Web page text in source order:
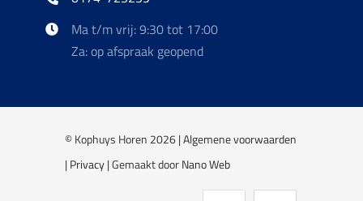
Ma t/m vrij: 9:30 tot 17:00
Za: op afspraak geopend
© Kophuys Horen 2026 |Algemene voorwaarden
|Privacy| Gemaakt doorNano Web